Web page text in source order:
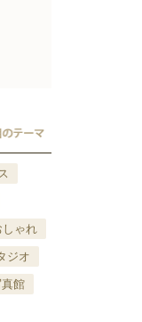
しゃれ
ジオ
館